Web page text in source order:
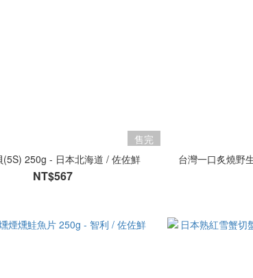
售完
(5S) 250g - 日本北海道 / 佐佐鮮
NT$567
台灣一口炙燒野